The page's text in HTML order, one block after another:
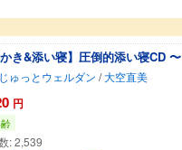
かき&添い寝】圧倒的添い寝CD
ゅっとウェルダン /大空直美
円
:2,539